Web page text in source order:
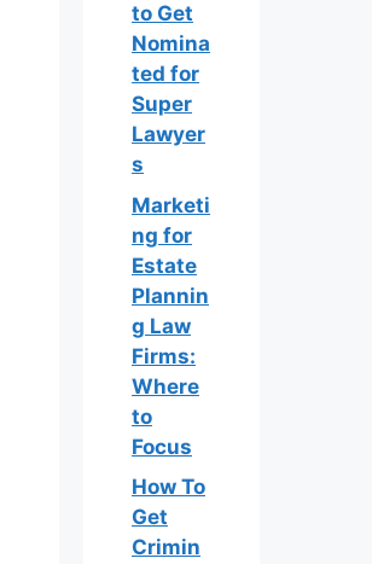
to Get
Nomina
ted for
Super
Lawyer
s
Marketi
ng for
Estate
Plannin
g Law
Firms:
Where
to
Focus
How To
Get
Crimin